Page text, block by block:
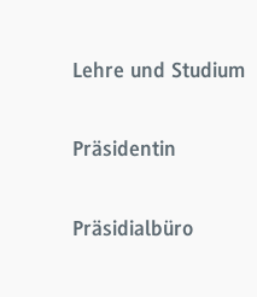
Lehre und Studium
Präsidentin
Präsidialbüro